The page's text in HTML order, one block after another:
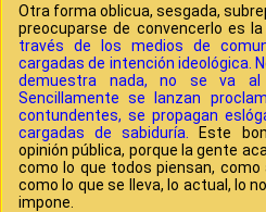
Otra forma oblicua, sesgada,
preocuparse de convencerlo es
través de los medios de
cargadas de intención ideológica.
demuestra nada, no se va al
Sencillamente se lanzan
contundentes, se propagan
cargadas de sabiduría. Este
opinión pública, porque la gente
como lo que todos piensan, como
como lo que se lleva, lo actual, lo
impone.